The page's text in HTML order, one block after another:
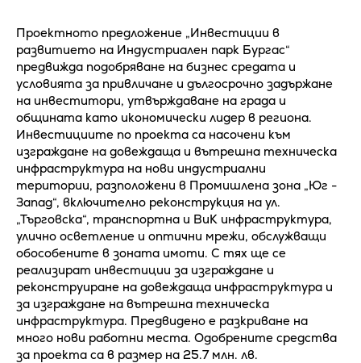
Проектното предложение „Инвестиции в
развитието на Индустриален парк Бургас“
предвижда подобряване на бизнес средата и
условията за привличане и дългосрочно задържане
на инвеститори, утвърждаване на града и
общината като икономически лидер в региона.
Инвестициите по проекта са насочени към
изграждане на довеждаща и вътрешна техническа
инфраструктура на нови индустриални
територии, разположени в Промишлена зона „Юг -
Запад“, включително реконструкция на ул.
„Търговска“, транспортна и ВиК инфраструктура,
улично осветление и оптични мрежи, обслужващи
обособените в зоната имоти. С тях ще се
реализират инвестиции за изграждане и
реконструиране на довеждаща инфраструктура и
за изграждане на вътрешна техническа
инфраструктура. Предвидено е разкриване на
много нови работни места. Одобрените средства
за проекта са в размер на 25.7 млн. лв.